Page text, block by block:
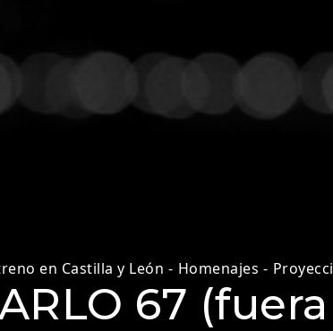
en Castilla y León - Homenajes -
67